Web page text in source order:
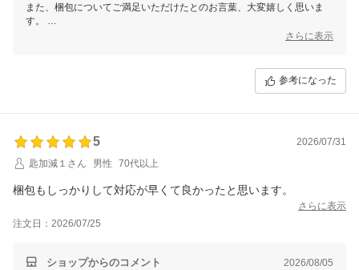
また、梱包についてご満足いただけたとのお言葉、大変嬉しく思いま
す。
お待たせしてしまい申し訳ございませんが、何卒ご理解いただけますと
この度は、当店をご利用いただきまして誠にありがとうございました。
さらに表示
参考になった
5
2026/07/31
匙加減１さん
男性 70代以上
梱包もしっかりして対応が早くて良かったと思います。
さらに表示
注文日：2026/07/25
ショップからのコメント 2026/08/05